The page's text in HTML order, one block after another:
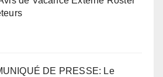
DE PRESSE: Le